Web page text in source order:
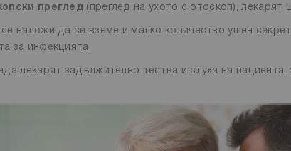
преглед (преглед на ухото с отоскоп), лекарят
наложи да се вземе и малко количество ушен
за инфекцията.
лекарят задължително тества и слуха на